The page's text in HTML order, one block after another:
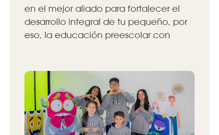
en el mejor aliado para fortalecer el
desarrollo integral de tu pequeño, por
eso, la educación preescolar con